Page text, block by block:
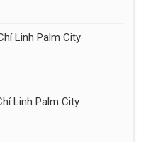
Linh Palm City
Linh Palm City